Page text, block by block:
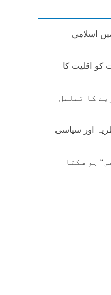
اسلامی
کو اقلیت کا
کا تسلسل
اور سیاسی
ہو سکتا